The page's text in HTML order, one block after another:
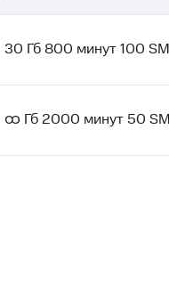
30 Гб 800 минут 100
ထ Гб 2000 минут 50